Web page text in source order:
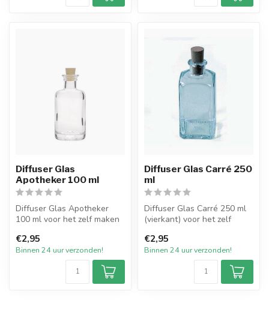
Diffuser Glas
Apotheker 100 ml
Diffuser Glas Apotheker
100 ml voor het zelf maken
Het gla...
€2,95
Binnen 24 uur verzonden!
Diffuser Glas Carré 250
ml
Diffuser Glas Carré 250 ml
(vierkant) voor het zelf
...
€2,95
Binnen 24 uur verzonden!